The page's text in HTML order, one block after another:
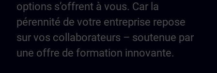
options s’offrent à vous. Car la
pérennité de votre entreprise repose
sur vos collaborateurs – soutenue par
une offre de formation innovante.